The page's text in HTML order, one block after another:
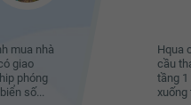
mua nhà
giao
phóng
số...
Hqua
cầu
tầng
xuống